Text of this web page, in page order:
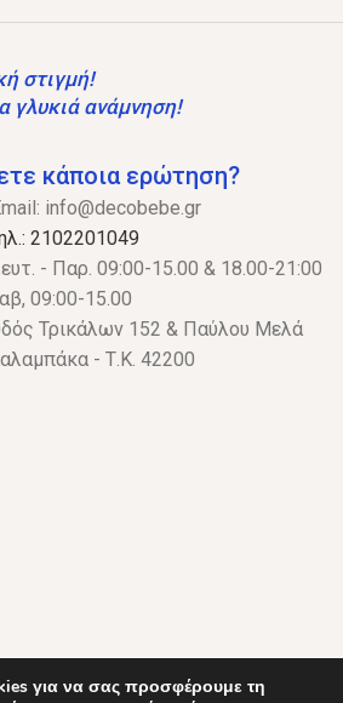
στιγμή!
γλυκιά ανάμνηση!
κάποια ερώτηση?
info@decobebe.gr
2102201049
- Παρ. 09:00-15.00 & 18.00-21:00
09:00-15.00
Τρικάλων 152 & Παύλου Μελά
- Τ.Κ. 42200
για να σας προσφέρουμε τη